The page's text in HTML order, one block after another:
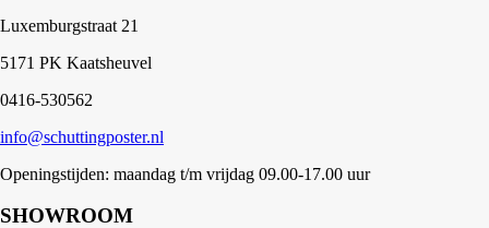
Luxemburgstraat 21
5171 PK Kaatsheuvel
0416-530562
info@schuttingposter.nl
Openingstijden: maandag t/m vrijdag 09.00-17.00 uur
SHOWROOM